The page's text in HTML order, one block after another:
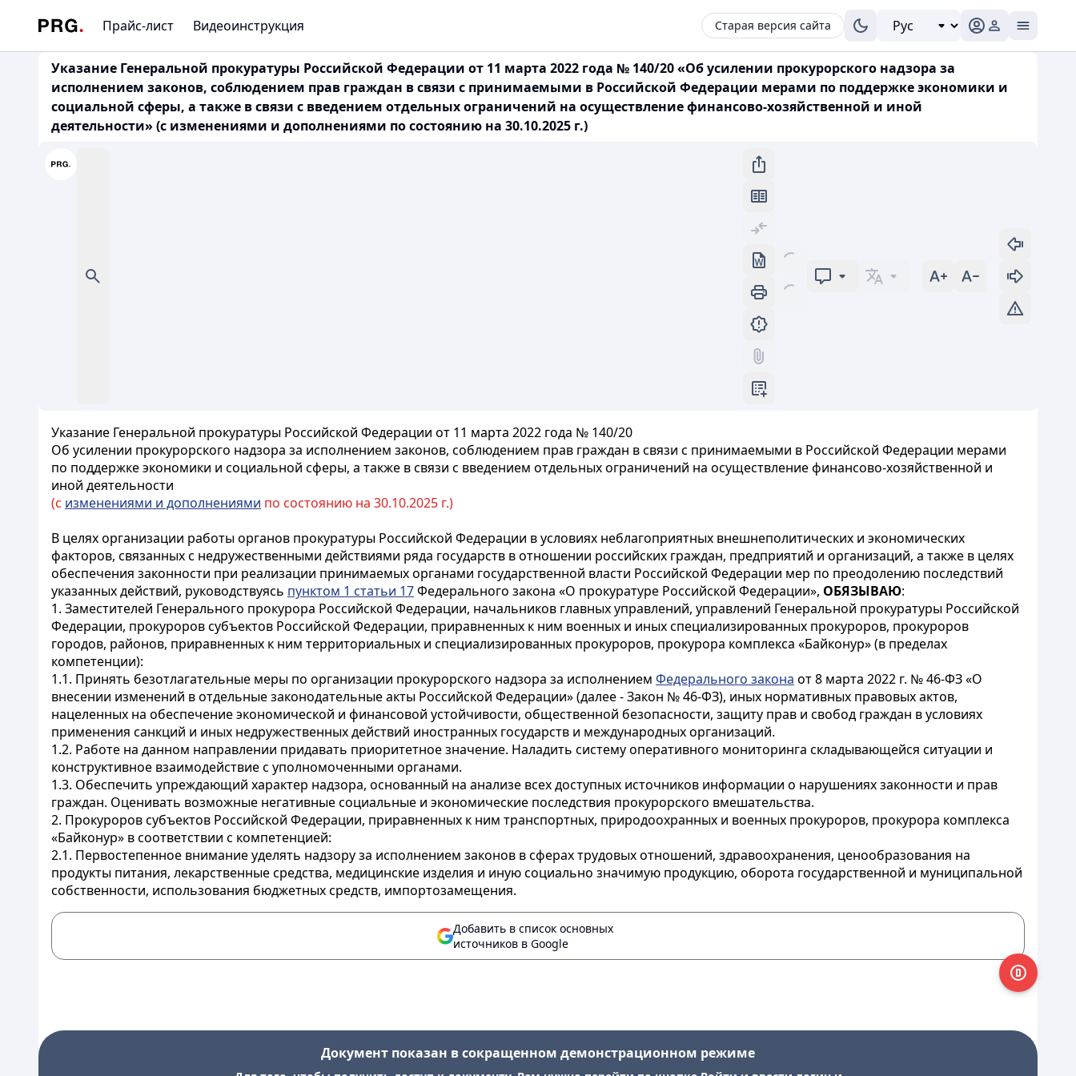
Прайс-лист Видеоинструкция Старая версия сайта
Указание Генеральной прокуратуры Российской Федерации от 11 марта 2022 года № 140/20 «Об усилении прокурорского надзора за
исполнением законов, соблюдением прав граждан в связи с принимаемыми в Российской Федерации мерами по поддержке экономики и
социальной сферы, а также в связи с введением отдельных ограничений на осуществление финансово-хозяйственной и иной
деятельности» (с изменениями и дополнениями по состоянию на 30.10.2025 г.)
Указание Генеральной прокуратуры Российской Федерации от 11 марта 2022 года № 140/20
Об усилении прокурорского надзора за исполнением законов, соблюдением прав граждан в связи с принимаемыми в Российской Федерации мерами
по поддержке экономики и социальной сферы, а также в связи с введением отдельных ограничений на осуществление финансово-хозяйственной и
иной деятельности
(с изменениями и дополнениями по состоянию на 30.10.2025 г.)
В целях организации работы органов прокуратуры Российской Федерации в условиях неблагоприятных внешнеполитических и экономических
факторов, связанных с недружественными действиями ряда государств в отношении российских граждан, предприятий и организаций, а также в целях
обеспечения законности при реализации принимаемых органами государственной власти Российской Федерации мер по преодолению последствий
указанных действий, руководствуясь пунктом 1 статьи 17Федерального закона «О прокуратуре Российской Федерации», ОБЯЗЫВАЮ:
1. Заместителей Генерального прокурора Российской Федерации, начальников главных управлений, управлений Генеральной прокуратуры Российской
Федерации, прокуроров субъектов Российской Федерации, приравненных к ним военных и иных специализированных прокуроров, прокуроров
городов, районов, приравненных к ним территориальных и специализированных прокуроров, прокурора комплекса «Байконур» (в пределах
компетенции):
1.1. Принять безотлагательные меры по организации прокурорского надзора за исполнением Федерального закона от 8 марта 2022 г. № 46-ФЗ «О
внесении изменений в отдельные законодательные акты Российской Федерации» (далее - Закон № 46-ФЗ), иных нормативных правовых актов,
нацеленных на обеспечение экономической и финансовой устойчивости, общественной безопасности, защиту прав и свобод граждан в условиях
применения санкций и иных недружественных действий иностранных государств и международных организаций.
1.2. Работе на данном направлении придавать приоритетное значение. Наладить систему оперативного мониторинга складывающейся ситуации и
конструктивное взаимодействие с уполномоченными органами.
1.3. Обеспечить упреждающий характер надзора, основанный на анализе всех доступных источников информации о нарушениях законности и прав
граждан. Оценивать возможные негативные социальные и экономические последствия прокурорского вмешательства.
2. Прокуроров субъектов Российской Федерации, приравненных к ним транспортных, природоохранных и военных прокуроров, прокурора комплекса
«Байконур» в соответствии с компетенцией:
2.1. Первостепенное внимание уделять надзору за исполнением законов в сферах трудовых отношений, здравоохранения, ценообразования на
продукты питания, лекарственные средства, медицинские изделия и иную социально значимую продукцию, оборота государственной и муниципальной
собственности, использования бюджетных средств, импортозамещения.
Добавить в список основных
источников в Google
Документ показан в сокращенном демонстрационном режиме